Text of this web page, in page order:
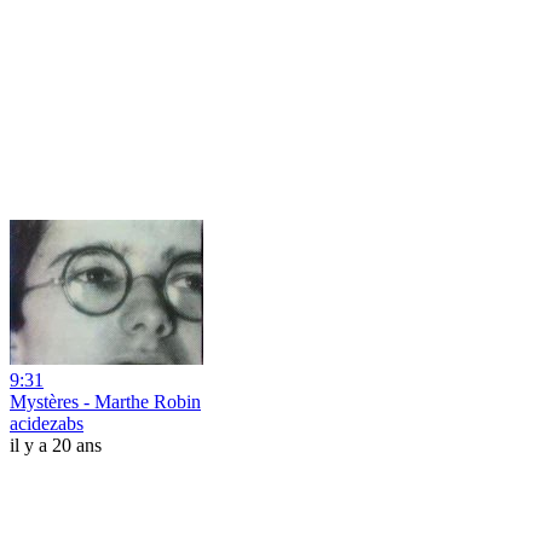
9:31
Mystères - Marthe Robin
acidezabs
il y a 20 ans